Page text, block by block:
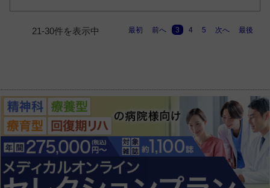
21-30件を表示中 最初 前へ 3 4 5 次へ 最後